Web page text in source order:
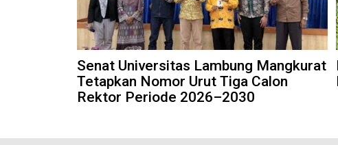
Senat Universitas Lambung Mangkurat
Tetapkan Nomor Urut Tiga Calon
Rektor Periode 2026–2030